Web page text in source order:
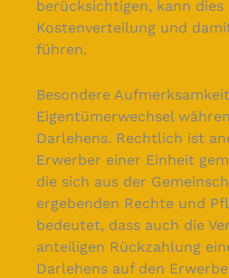
berücksichtigen, kann
Kostenverteilung und
führen.
Besondere
Eigentümerwechsel
Darlehens. Rechtlich ist
Erwerber einer Einheit
die sich aus der
ergebenden Rechte und
bedeutet, dass auch die
anteiligen Rückzahlung
Darlehens auf den